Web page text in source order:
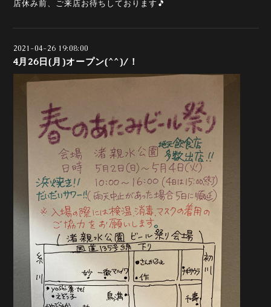
店休み前、ご来店お待ちしております🎵
2021-04-26 19:08:00
4月26日(月)オープン(^^)/！